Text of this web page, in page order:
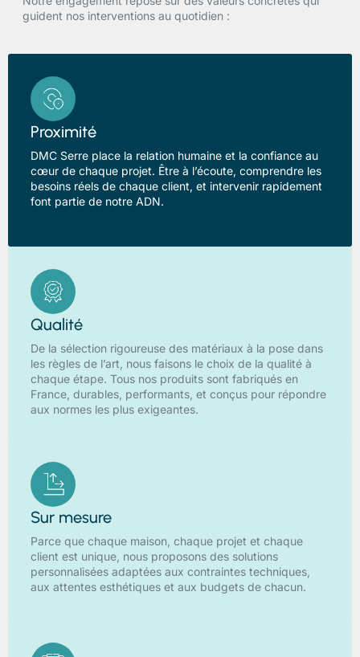
guident nos interventions au quotidien :
Proximité
DMC Serre place la relation humaine et la confiance au
cœur de chaque projet. Être à l’écoute, comprendre les
besoins réels de chaque client, et intervenir rapidement
font partie de notre ADN.
Qualité
De la sélection rigoureuse des matériaux à la pose dans
les règles de l’art, nous faisons le choix de la qualité à
chaque étape. Tous nos produits sont fabriqués en
France, durables, performants, et conçus pour répondre
aux normes les plus exigeantes.
Sur mesure
Parce que chaque maison, chaque projet et chaque
client est unique, nous proposons des solutions
personnalisées adaptées aux contraintes techniques,
aux attentes esthétiques et aux budgets de chacun.